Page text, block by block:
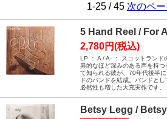
1-25 / 45 次のペ
5 Hand Reel / For
2,780円(税込)
LP ： A / A- ： スコットラン
異的なほど深みのある声を持つ
て知られる彼が、70年代後半
ドのバンドを結成。バンドと
必然性も増した大充実作です。
Betsy Legg /